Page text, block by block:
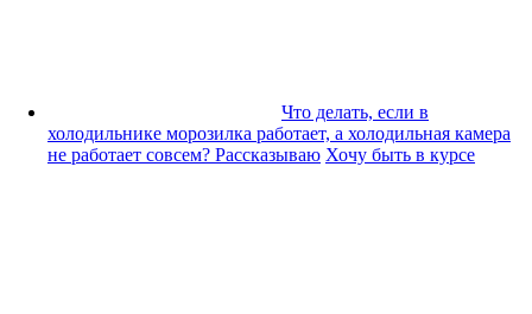
Что делать, если в
холодильнике морозилка работает, а холодильная камера
не работает совсем? Рассказываю Хочу быть в курсе